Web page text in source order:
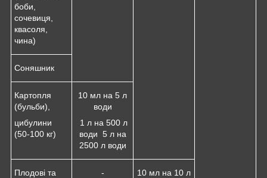
боби,
сочевиця,
квасоля,
чина)
Соняшник
Картопля
(бульби),
цибулини
(50-100 кг)
10 мл на 5 л
води
1 л на 500 л
води 5 л на
2500 л води
Плодові та
-
10 мл на 10 л